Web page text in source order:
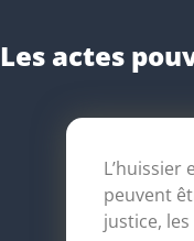
Les actes
peuvent
justice,